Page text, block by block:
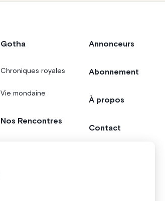
Gotha
Chroniques royales
Vie mondaine
Nos Rencontres
Annonceurs
Abonnement
À propos
Contact